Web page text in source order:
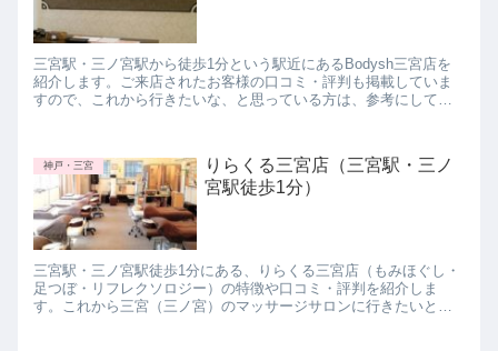
三宮駅・三ノ宮駅から徒歩1分という駅近にあるBodysh三宮店を
紹介します。ご来店されたお客様の口コミ・評判も掲載していま
すので、これから行きたいな、と思っている方は、参考にしてみ
神戸・三宮
りらくる三宮店（三宮駅・三ノ
宮駅徒歩1分）
三宮駅・三ノ宮駅徒歩1分にある、りらくる三宮店（もみほぐし・
足つぼ・リフレクソロジー）の特徴や口コミ・評判を紹介しま
す。これから三宮（三ノ宮）のマッサージサロンに行きたいと思